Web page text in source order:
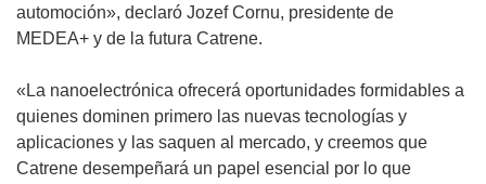
automoción», declaró Jozef Cornu, presidente de
MEDEA+ y de la futura Catrene.
«La nanoelectrónica ofrecerá oportunidades formidables a
quienes dominen primero las nuevas tecnologías y
aplicaciones y las saquen al mercado, y creemos que
Catrene desempeñará un papel esencial por lo que